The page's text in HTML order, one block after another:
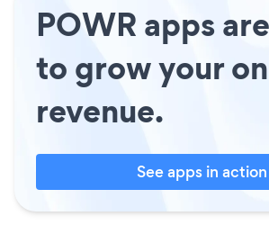
POWR apps
to grow your
revenue.
See apps in action